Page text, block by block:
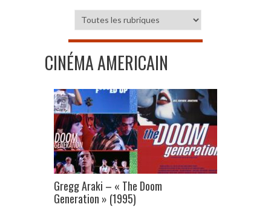
CINÉMA AMERICAIN
Gregg Araki – « The Doom
Generation » (1995)